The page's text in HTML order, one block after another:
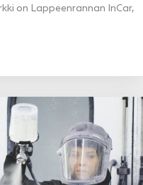
on Lappeenrannan InCar,